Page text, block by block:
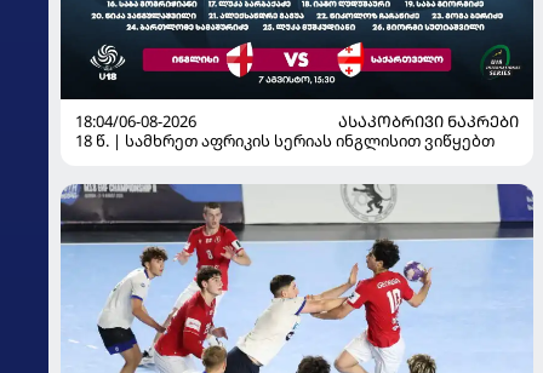
18:04/06-08-2026
ᲐᲡᲐᲙᲝᲑᲠᲘᲕᲘ ᲜᲐᲙᲠᲔᲑᲘ
18 წ. | სამხრეთ აფრიკის სერიას ინგლისით ვიწყებთ